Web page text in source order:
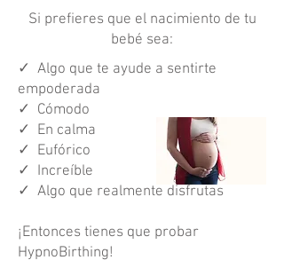
Si prefieres que el nacimiento de tu
bebé sea:
✓ Algo que te ayude a sentirte
empoderada
✓ Cómodo
✓ En calma
✓ Eufórico
✓ Increíble
✓ Algo que realmente disfrutas
¡Entonces tienes que probar
HypnoBirthing!